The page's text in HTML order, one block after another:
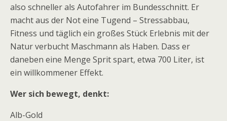
also schneller als Autofahrer im Bundesschnitt. Er
macht aus der Not eine Tugend – Stressabbau,
Fitness und täglich ein großes Stück Erlebnis mit der
Natur verbucht Maschmann als Haben. Dass er
daneben eine Menge Sprit spart, etwa 700 Liter, ist
ein willkommener Effekt.
Wer sich bewegt, denkt:
Alb-Gold